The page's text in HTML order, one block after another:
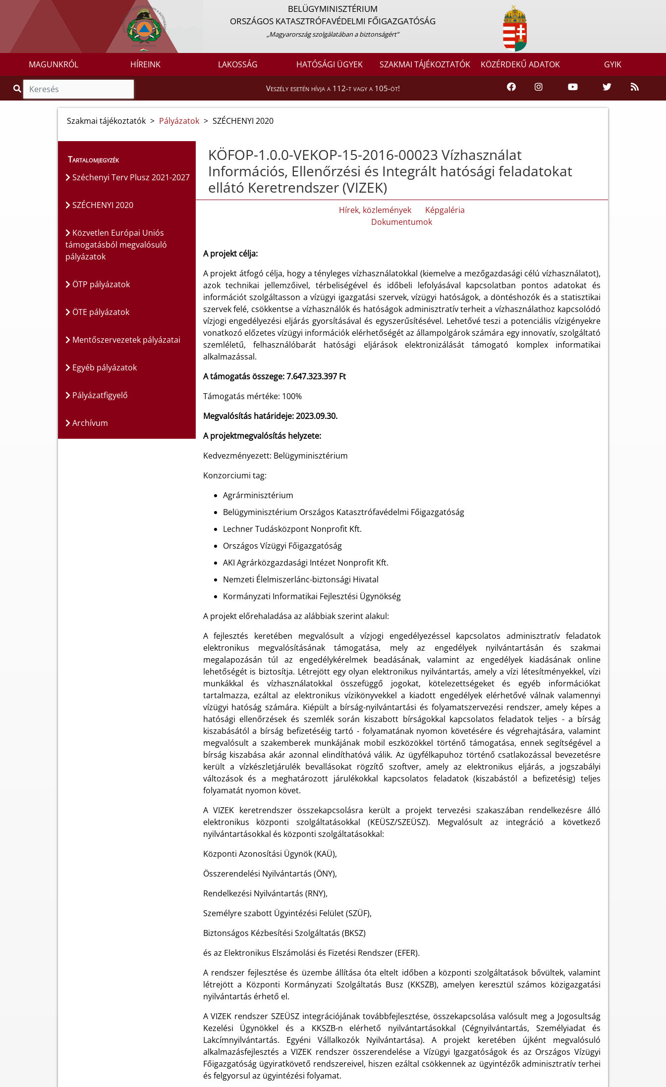
BELÜGYMINISZTÉRIUM
ORSZÁGOS KATASZTRÓFAVÉDELMI FŐIGAZGATÓSÁG
„Magyarország szolgálatában a biztonságért”
MAGUNKRÓL HÍREINK LAKOSSÁG HATÓSÁGI ÜGYEK SZAKMAI TÁJÉKOZTATÓK KÖZÉRDEKŰ ADATOK GYIK
Veszély esetén hívja a 112-t vagy a 105-öt!
Szakmai tájékoztatók > Pályázatok > SZÉCHENYI 2020
Tartalomjegyzék
Széchenyi Terv Plusz 2021-2027
SZÉCHENYI 2020
Közvetlen Európai Uniós
támogatásból megvalósuló
pályázatok
ÖTP pályázatok
ÖTE pályázatok
Mentőszervezetek pályázatai
Egyéb pályázatok
Pályázatfigyelő
Archívum
KÖFOP-1.0.0-VEKOP-15-2016-00023 Vízhasználat
Információs, Ellenőrzési és Integrált hatósági feladatokat
ellátó Keretrendszer (VIZEK)
Hírek, közlemények
Képgaléria
Dokumentumok
A projekt célja:
A projekt átfogó célja, hogy a tényleges vízhasználatokkal (kiemelve a mezőgazdasági célú vízhasználatot),
azok technikai jellemzőivel, térbeliségével és időbeli lefolyásával kapcsolatban pontos adatokat és
információt szolgáltasson a vízügyi igazgatási szervek, vízügyi hatóságok, a döntéshozók és a statisztikai
szervek felé, csökkentse a vízhasználók és hatóságok adminisztratív terheit a vízhasználathoz kapcsolódó
vízjogi engedélyezési eljárás gyorsításával és egyszerűsítésével. Lehetővé teszi a potenciális vízigényekre
vonatkozó előzetes vízügyi információk elérhetőségét az állampolgárok számára egy innovatív, szolgáltató
szemléletű, felhasználóbarát hatósági eljárások elektronizálását támogató komplex informatikai
alkalmazással.
A támogatás összege: 7.647.323.397 Ft
Támogatás mértéke: 100%
Megvalósítás határideje: 2023.09.30.
A projektmegvalósítás helyzete:
Kedvezményezett: Belügyminisztérium
Konzorciumi tag:
Agrárminisztérium
Belügyminisztérium Országos Katasztrófavédelmi Főigazgatóság
Lechner Tudásközpont Nonprofit Kft.
Országos Vízügyi Főigazgatóság
AKI Agrárközgazdasági Intézet Nonprofit Kft.
Nemzeti Élelmiszerlánc-biztonsági Hivatal
Kormányzati Informatikai Fejlesztési Ügynökség
A projekt előrehaladása az alábbiak szerint alakul:
A fejlesztés keretében megvalósult a vízjogi engedélyezéssel kapcsolatos adminisztratív feladatok
elektronikus megvalósításának támogatása, mely az engedélyek nyilvántartásán és szakmai
megalapozásán túl az engedélykérelmek beadásának, valamint az engedélyek kiadásának online
lehetőségét is biztosítja. Létrejött egy olyan elektronikus nyilvántartás, amely a vízi létesítményekkel, vízi
munkákkal és vízhasználatokkal összefüggő jogokat, kötelezettségeket és egyéb információkat
tartalmazza, ezáltal az elektronikus vízikönyvekkel a kiadott engedélyek elérhetővé válnak valamennyi
vízügyi hatóság számára. Kiépült a bírság-nyilvántartási és folyamatszervezési rendszer, amely képes a
hatósági ellenőrzések és szemlék során kiszabott bírságokkal kapcsolatos feladatok teljes - a bírság
kiszabásától a bírság befizetéséig tartó - folyamatának nyomon követésére és végrehajtására, valamint
megvalósult a szakemberek munkájának mobil eszközökkel történő támogatása, ennek segítségével a
bírság kiszabása akár azonnal elindíthatóvá válik. Az ügyfélkapuhoz történő csatlakozással bevezetésre
került a vízkészletjárulék bevallásokat rögzítő szoftver, amely az elektronikus eljárás, a jogszabályi
változások és a meghatározott járulékokkal kapcsolatos feladatok (kiszabástól a befizetésig) teljes
folyamatát nyomon követ.
A VIZEK keretrendszer összekapcsolásra került a projekt tervezési szakaszában rendelkezésre álló
elektronikus központi szolgáltatásokkal (KEÜSZ/SZEÜSZ). Megvalósult az integráció a következő
nyilvántartásokkal és központi szolgáltatásokkal:
Központi Azonosítási Ügynök (KAÜ),
Összerendelési Nyilvántartás (ÖNY),
Rendelkezési Nyilvántartás (RNY),
Személyre szabott Ügyintézési Felület (SZÜF),
Biztonságos Kézbesítési Szolgáltatás (BKSZ)
és az Elektronikus Elszámolási és Fizetési Rendszer (EFER).
A rendszer fejlesztése és üzembe állítása óta eltelt időben a központi szolgáltatások bővültek, valamint
létrejött a Központi Kormányzati Szolgáltatás Busz (KKSZB), amelyen keresztül számos közigazgatási
nyilvántartás érhető el.
A VIZEK rendszer SZEÜSZ integrációjának továbbfejlesztése, összekapcsolása valósult meg a Jogosultság
Kezelési Ügynökkel és a KKSZB-n elérhető nyilvántartásokkal (Cégnyilvántartás, Személyiadat és
Lakcímnyilvántartás. Egyéni Vállalkozók Nyilvántartása). A projekt keretében újként megvalósuló
alkalmazásfejlesztés a VIZEK rendszer összerendelése a Vízügyi Igazgatóságok és az Országos Vízügyi
Főigazgatóság ügyiratkövető rendszereivel, hiszen ezáltal csökkennek az ügyintézők adminisztratív terhei
és felgyorsul az ügyintézési folyamat.